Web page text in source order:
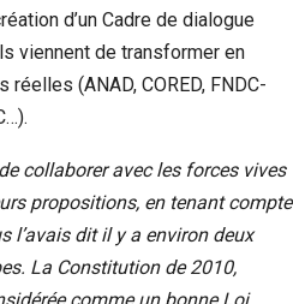
d’un Cadre de dialogue
viennent de transformer en
(ANAD, CORED, FNDC-
collaborer avec les forces vives
propositions, en tenant compte
l’avais dit il y a environ deux
La Constitution de 2010,